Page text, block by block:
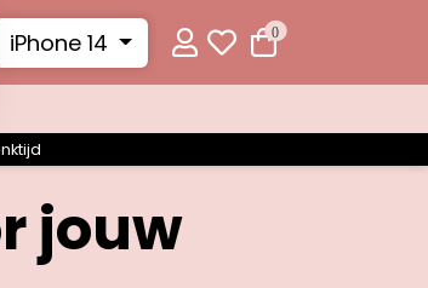
iPhone 14 0
jouw